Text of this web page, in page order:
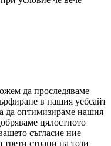
да проследяваме
в нашия уебсайт
да оптимизираме нашия
цялостното
съгласие ние
трети страни на този